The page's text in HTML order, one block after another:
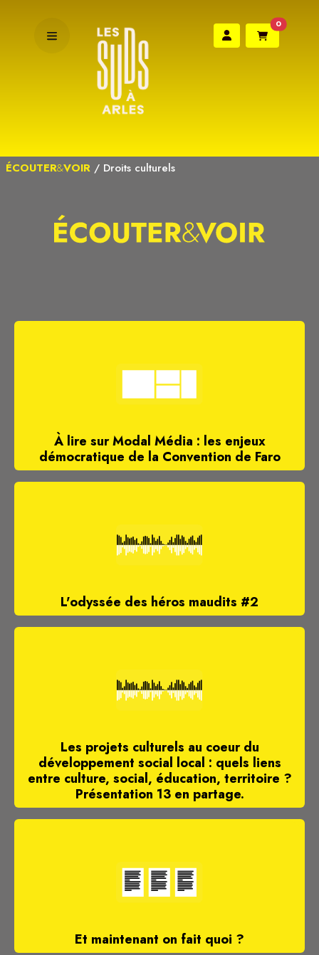
0
ÉCOUTER&VOIR / Droits culturels
À lire sur Modal Média : les enjeux
démocratique de la Convention de Faro
L'odyssée des héros maudits #2
Les projets culturels au coeur du
développement social local : quels liens
entre culture, social, éducation, territoire ?
Présentation 13 en partage.
Et maintenant on fait quoi ?